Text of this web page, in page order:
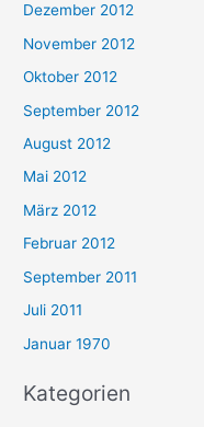
Dezember 2012
November 2012
Oktober 2012
September 2012
August 2012
Mai 2012
März 2012
Februar 2012
September 2011
Juli 2011
Januar 1970
Kategorien